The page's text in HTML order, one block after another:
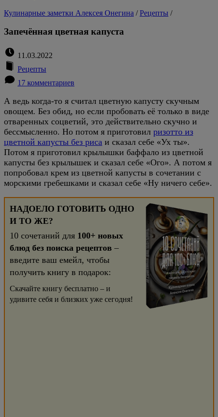
Кулинарные заметки Алексея Онегина /Рецепты /
Запечённая цветная капуста
11.03.2022
Рецепты
17 комментариев
А ведь когда-то я считал цветную капусту скучным
овощем. Без обид, но если пробовать её только в виде
отваренных соцветий, это действительно скучно и
бессмысленно. Но потом я приготовил ризотто из
цветной капусты без риса и сказал себе «Ух ты».
Потом я приготовил крылышки баффало из цветной
капусты без крылышек и сказал себе «Ого». А потом я
попробовал крем из цветной капусты в сочетании с
морскими гребешками и сказал себе «Ну ничего себе».
НАДОЕЛО ГОТОВИТЬ ОДНО
И ТО ЖЕ?
10 сочетаний для 100+ новых
блюд без поиска рецептов –
введите ваш емейл, чтобы
получить книгу в подарок:
Скачайте книгу бесплатно – и
удивите себя и близких уже сегодня!